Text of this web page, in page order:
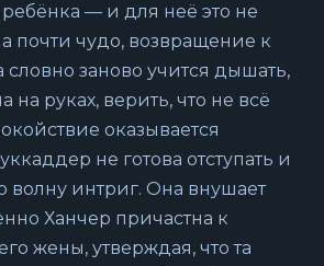
— и для неё это не
а почти чудо, возвращение к
заново учится дышать,
руках, верить, что не всё
оказывается
не готова отступать и
волну интриг. Она внушает
Ханчер причастна к
жены, утверждая, что та